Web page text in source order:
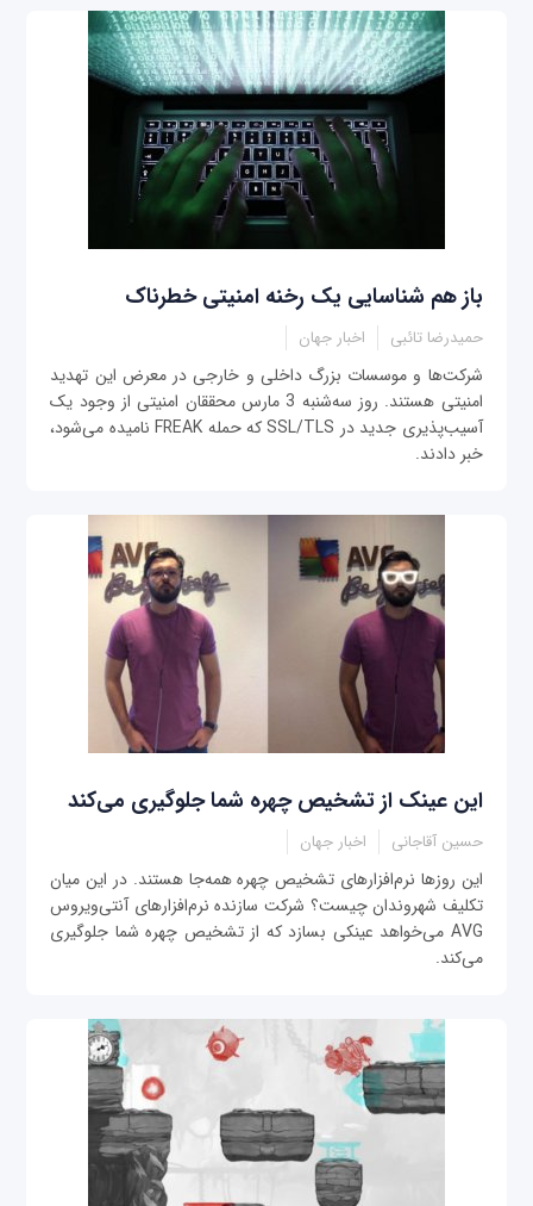
باز هم شناسایی یک رخنه امنیتی خطرناک
حمیدرضا تائبی اخبار جهان
شرکت‌ها و موسسات بزرگ داخلی و خارجی در معرض این تهدید
امنیتی هستند. روز سه‌شنبه 3 مارس محققان امنیتی از وجود یک
آسیب‌پذیری جدید در SSL/TLS که حمله FREAK نامیده می‌شود،
خبر دادند.
این عینک از تشخیص چهره شما جلوگیری می‌کند
حسین آقاجانی اخبار جهان
این روزها نرم‌افزارهای تشخیص چهره همه‌جا هستند. در این میان
تکلیف شهروندان چیست؟ شرکت سازنده نرم‌افزارهای آنتی‌ویروس
AVG می‌خواهد عینکی بسازد که از تشخیص چهره شما جلوگیری
می‌کند.